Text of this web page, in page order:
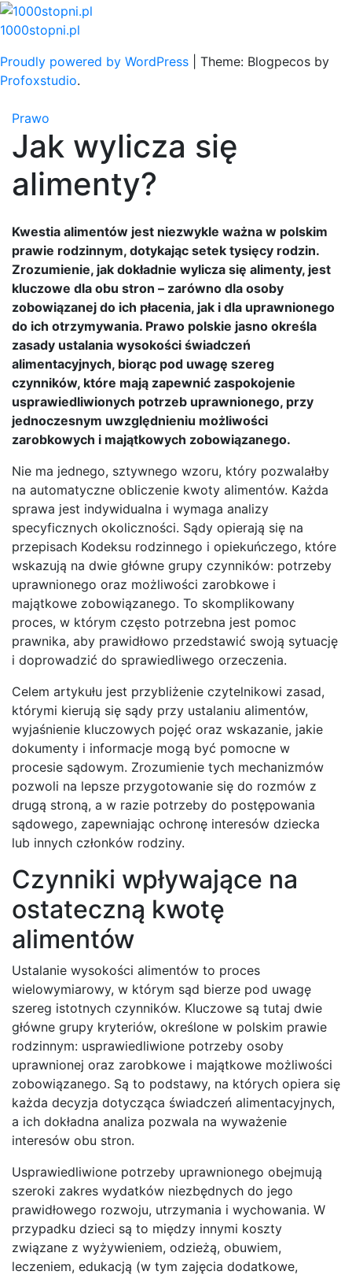
Skip
to
1000stopni.pl
Proudly powered by WordPress
Theme: Blogpecos by
Profoxstudio.
Prawo
Jak wylicza się
alimenty?
Kwestia alimentów jest niezwykle ważna w polskim
prawie rodzinnym, dotykając setek tysięcy rodzin.
Zrozumienie, jak dokładnie wylicza się alimenty, jest
kluczowe dla obu stron – zarówno dla osoby
zobowiązanej do ich płacenia, jak i dla uprawnionego
do ich otrzymywania. Prawo polskie jasno określa
zasady ustalania wysokości świadczeń
alimentacyjnych, biorąc pod uwagę szereg
czynników, które mają zapewnić zaspokojenie
usprawiedliwionych potrzeb uprawnionego, przy
jednoczesnym uwzględnieniu możliwości
zarobkowych i majątkowych zobowiązanego.
Nie ma jednego, sztywnego wzoru, który pozwalałby
na automatyczne obliczenie kwoty alimentów. Każda
sprawa jest indywidualna i wymaga analizy
specyficznych okoliczności. Sądy opierają się na
przepisach Kodeksu rodzinnego i opiekuńczego, które
wskazują na dwie główne grupy czynników: potrzeby
uprawnionego oraz możliwości zarobkowe i
majątkowe zobowiązanego. To skomplikowany
proces, w którym często potrzebna jest pomoc
prawnika, aby prawidłowo przedstawić swoją sytuację
i doprowadzić do sprawiedliwego orzeczenia.
Celem artykułu jest przybliżenie czytelnikowi zasad,
którymi kierują się sądy przy ustalaniu alimentów,
wyjaśnienie kluczowych pojęć oraz wskazanie, jakie
dokumenty i informacje mogą być pomocne w
procesie sądowym. Zrozumienie tych mechanizmów
pozwoli na lepsze przygotowanie się do rozmów z
drugą stroną, a w razie potrzeby do postępowania
sądowego, zapewniając ochronę interesów dziecka
lub innych członków rodziny.
Czynniki wpływające na
ostateczną kwotę
alimentów
Ustalanie wysokości alimentów to proces
wielowymiarowy, w którym sąd bierze pod uwagę
szereg istotnych czynników. Kluczowe są tutaj dwie
główne grupy kryteriów, określone w polskim prawie
rodzinnym: usprawiedliwione potrzeby osoby
uprawnionej oraz zarobkowe i majątkowe możliwości
zobowiązanego. Są to podstawy, na których opiera się
każda decyzja dotycząca świadczeń alimentacyjnych,
a ich dokładna analiza pozwala na wyważenie
interesów obu stron.
Usprawiedliwione potrzeby uprawnionego obejmują
szeroki zakres wydatków niezbędnych do jego
prawidłowego rozwoju, utrzymania i wychowania. W
przypadku dzieci są to między innymi koszty
związane z wyżywieniem, odzieżą, obuwiem,
leczeniem, edukacją (w tym zajęcia dodatkowe,